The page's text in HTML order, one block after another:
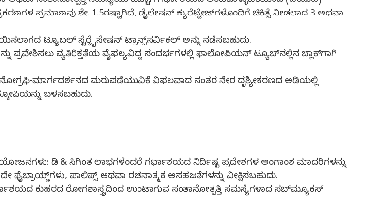
ಪ್ರಮಾಣವು ಶೇ. 1.5ರಷ್ಟಾಗಿದೆ, ಡೈಲೇಷನ್ ಕ್ಯುರೆಟ್ಟೇಜ್‍ಗಳೊಂದಿಗೆ ಚಿಕಿತ್ಸೆ ನೀಡಲಾದ 3 ಅಥವಾ
ಟ್ಯೂಬಲ್ ಸ್ಟೆರ್‍ಲೈಸೇಷನ್ ಟ್ರಾನ್ಸ್‌ಸರ್ವಿಕಲ್ ಅನ್ನು ನಡೆಸಬಹುದು.
ವ್ಯತಿರಿಕ್ತತೆಯ ವೈಫಲ್ಯವಿದ್ದ ಸಂದರ್ಭಗಳಲ್ಲಿ ಫಾಲೋಪಿಯನ್ ಟ್ಯೂಬ್‍ನಲ್ಲಿನ ಬ್ಲಾಕ್‍ಗಾಗಿ
ಮಾರ್ಗದರ್ಶನದ ಮರುಪಡೆಯುವಿಕೆ ವಿಫಲವಾದ ನಂತರ ನೇರ ದೃಶ್ಯೀಕರಣದ ಅಡಿಯಲ್ಲಿ
ಬಳಸಬಹುದು.
ಡಿ & ಸಿಗಿಂತ ಲಾಭಗಳೆಂದರೆ ಗರ್ಭಾಶಯದ ನಿರ್ದಿಷ್ಟ ಪ್ರದೇಶಗಳ ಅಂಗಾಂಶ ಮಾದರಿಗಳನ್ನು
ಫೈಬ್ರಾಯ್ಡ್‌ಗಳು, ಪಾಲಿಪ್ಸ್ ಅಥವಾ ರಚನಾತ್ಮಕ ಅಸಹಜತೆಗಳನ್ನು ವೀಕ್ಷಿಸಬಹುದು.
ಕುಹರದ ರೋಗಶಾಸ್ತ್ರದಿಂದ ಉಂಟಾಗುವ ಸಂತಾನೋತ್ಪತ್ತಿ ಸಮಸ್ಯೆಗಳಾದ ಸಬ್‍ಮ್ಯೂಕಸ್